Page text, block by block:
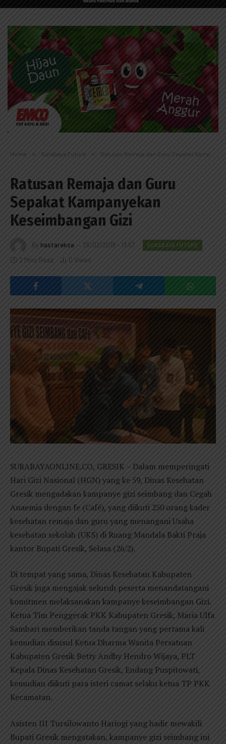
Home » Surabaya Future » Ratusan Remaja dan Guru Sepakat Kampanyekan Keseimbangan Gizi
Ratusan Remaja dan Guru
Sepakat Kampanyekan
Keseimbangan Gizi
By hastareksa 26/02/2019 - 13:57 SURABAYA FUTURE
2 Mins Read 0 Views
SURABAYAONLINE.CO, GRESIK – Dalam memperingati
Hari Gizi Nasional (HGN) yang ke 59, Dinas Kesehatan
Gresik mengadakan kampanye gizi seimbang dan Cegah
Anaemia dengan fe (Café), yang diikuti 250 orang kader
kesehatan remaja dan guru yang menangani Usaha
kesehatan sekolah (UKS) di Ruang Mandala Bakti Praja
kantor Bupati Gresik, Selasa (26/2).
Di tempat yang sama, Dinas Kesehatan Kabupaten
Gresik juga mengajak seluruh peserta menandatangani
komitmen melaksanakan kampanye keseimbangan Gizi.
Ketua Tim Penggerak PKK Kabupaten Gresik, Maria Ulfa
Sambari memberikan tanda tangan yang pertama kali
kemudian disusul Ketua Dharma Wanita Persatuan
Kabupaten Gresik Betty Andhy Hendro Wijaya, PLT
Kepala Dinas Kesehatan Gresik, Endang Puspitowati,
kemudian diikuti para isteri camat selaku ketua TP PKK
Kecamatan.
Asisten III Tursilowanto Hariogi yang hadir mewakili
Bupati Gresik mengatakan, kampanye gizi seimbang ini